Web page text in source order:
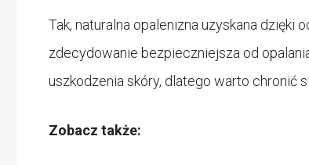
Tak, naturalna opalenizna uzyskana
zdecydowanie bezpieczniejsza od
uszkodzenia skóry, dlatego warto chronić
Zobacz także: